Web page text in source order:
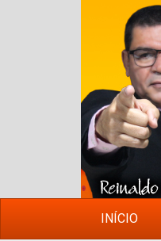
INÍCIO